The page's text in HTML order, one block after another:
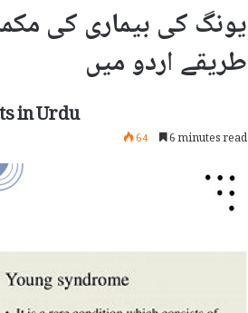
یونگ کی بیماری کی
طریقے اردو میں
in Urdu
64 6 minutes read